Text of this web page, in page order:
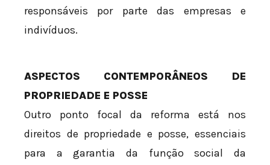
responsáveis por parte das empresas e
indivíduos.
ASPECTOS CONTEMPORÂNEOS DE
PROPRIEDADE E POSSE
Outro ponto focal da reforma está nos
direitos de propriedade e posse, essenciais
para a garantia da função social da